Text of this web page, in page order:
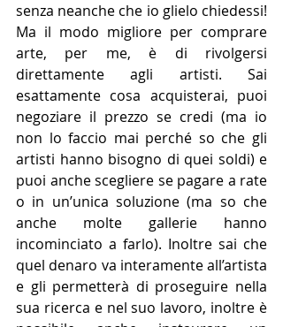
senza neanche che io glielo chiedessi!
Ma il modo migliore per comprare
arte, per me, è di rivolgersi
direttamente agli artisti. Sai
esattamente cosa acquisterai, puoi
negoziare il prezzo se credi (ma io
non lo faccio mai perché so che gli
artisti hanno bisogno di quei soldi) e
puoi anche scegliere se pagare a rate
o in un’unica soluzione (ma so che
anche molte gallerie hanno
incominciato a farlo). Inoltre sai che
quel denaro va interamente all’artista
e gli permetterà di proseguire nella
sua ricerca e nel suo lavoro, inoltre è